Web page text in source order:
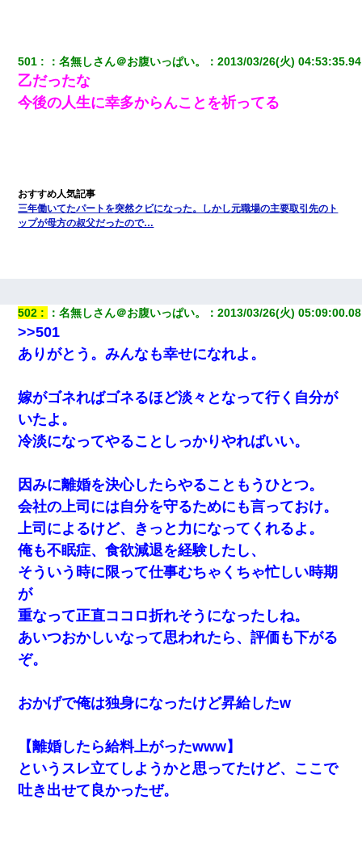
501 ：名無しさん＠お腹いっぱい。 ：2013/03/26(火)
乙だったな
今後の人生に幸多からんことを祈ってる
三年働いてたパートを突然クビになった。しかし元職場の主要取引先のト
ップが母方の叔父だったので…
502 ：名無しさん＠お腹いっぱい。 ：2013/03/26(火)
>>501
ありがとう。みんなも幸せになれよ。
嫁がゴネればゴネるほど淡々となって行く自分が
いたよ。
冷淡になってやることしっかりやればいい。
因みに離婚を決心したらやることもうひとつ。
会社の上司には自分を守るためにも言っておけ。
上司によるけど、きっと力になってくれるよ。
俺も不眠症、食欲減退を経験したし、
そういう時に限って仕事むちゃくちゃ忙しい時期
が
重なって正直ココロ折れそうになったしね。
あいつおかしいなって思われたら、評価も下がる
ぞ。
おかげで俺は独身になったけど昇給したw
【離婚したら給料上がったwww】
というスレ立てしようかと思ってたけど、ここで
吐き出せて良かったぜ。